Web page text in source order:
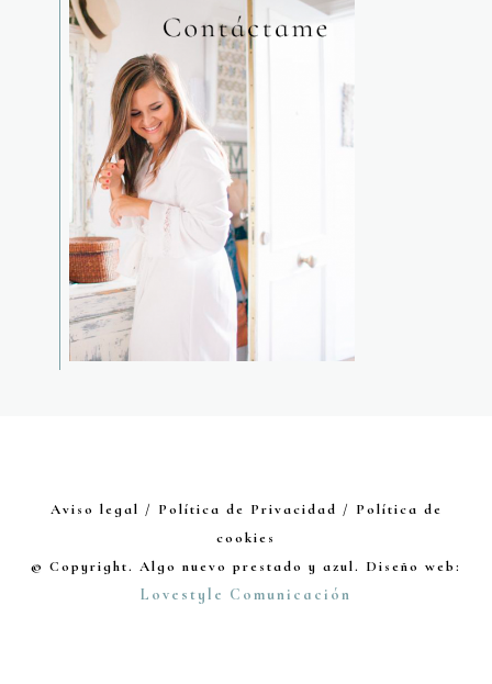
Aviso legal / Política de Privacidad / Política de
cookies
© Copyright. Algo nuevo prestado y azul. Diseño web:
Lovestyle Comunicación